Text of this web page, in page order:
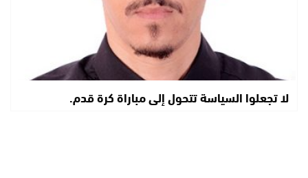
لا تجعلوا السياسة تتحول إلى مباراة كرة قدم.